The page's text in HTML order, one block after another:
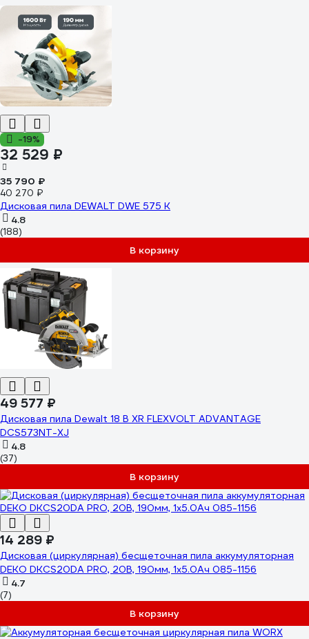
-19%
32 529 ₽
35 790 ₽
40 270 ₽
Дисковая пила DEWALT DWE 575 K
4.8
(188)
В корзину
49 577 ₽
Дисковая пила Dewalt 18 В XR FLEXVOLT ADVANTAGE
DCS573NT-XJ
4.8
(37)
В корзину
14 289 ₽
Дисковая (циркулярная) бесщеточная пила аккумуляторная
DEKO DKCS20DA PRO, 20В, 190мм, 1x5.0Ач 085-1156
4.7
(7)
В корзину